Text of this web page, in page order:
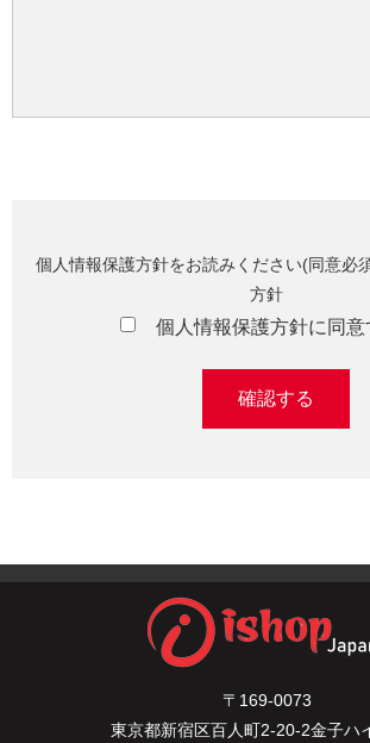
個人情報保護方針をお読みください(同意必
方針
個人情報保護方針に同意
〒169-0073
東京都新宿区百人町2-20-2金子ハ